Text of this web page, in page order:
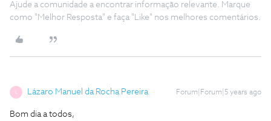
Ajude a comunidade a encontrar informação relevante. Marque
como "Melhor Resposta" e faça "Like" nos melhores comentários.
Lázaro Manuel da Rocha Pereira Forum|Forum|5 years ago
Bom dia a todos,